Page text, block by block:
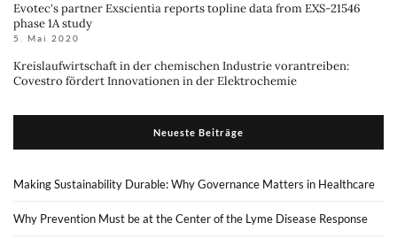
Evotec's partner Exscientia reports topline data from EXS-21546
phase 1A study
5. Mai 2020
Kreislaufwirtschaft in der chemischen Industrie vorantreiben:
Covestro fördert Innovationen in der Elektrochemie
Neueste Beiträge
Making Sustainability Durable: Why Governance Matters in Healthcare
Why Prevention Must be at the Center of the Lyme Disease Response